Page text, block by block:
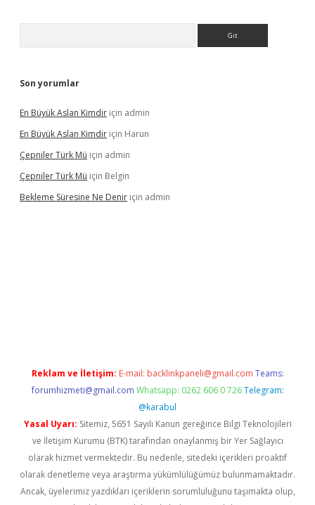
Son yorumlar
En Büyük Aslan Kimdir için admin
En Büyük Aslan Kimdir için Harun
Çepniler Türk Mü için admin
Çepniler Türk Mü için Belgin
Bekleme Süresine Ne Denir için admin
Reklam ve İletişim: E-mail: backlinkpaneli@gmail.com Teams:
forumhizmeti@gmail.com Whatsapp: 0262 606 0 726 Telegram:
@karabul
Yasal Uyarı: Sitemiz, 5651 Sayılı Kanun gereğince Bilgi Teknolojileri
ve İletişim Kurumu (BTK) tarafından onaylanmış bir Yer Sağlayıcı
olarak hizmet vermektedir. Bu nedenle, sitedeki içerikleri proaktif
olarak denetleme veya araştırma yükümlülüğümüz bulunmamaktadır.
Ancak, üyelerimiz yazdıkları içeriklerin sorumluluğunu taşımakta olup,